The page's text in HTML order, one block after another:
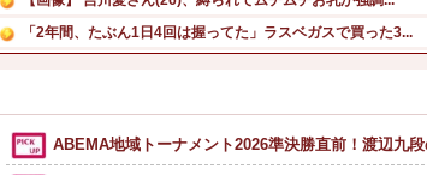
「2年間、たぶん1日4回は握ってた」ラスベガスで買った3...
【悲報】 ロシアさん、ついに国民の財産を没収しはじめる
国生さゆり、『おニャン子クラブ』時代のライバル関係語る
ABEMA地域トーナメント2026準決勝直前！渡辺九